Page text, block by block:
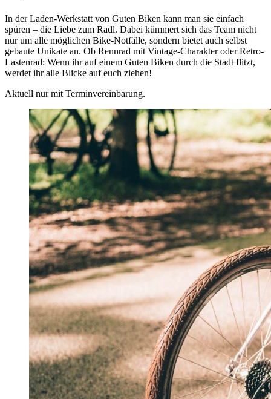
In der Laden-Werkstatt von Guten Biken kann man sie einfach
spüren – die Liebe zum Radl. Dabei kümmert sich das Team nicht
nur um alle möglichen Bike-Notfälle, sondern bietet auch selbst
gebaute Unikate an. Ob Rennrad mit Vintage-Charakter oder Retro-
Lastenrad: Wenn ihr auf einem Guten Biken durch die Stadt flitzt,
werdet ihr alle Blicke auf euch ziehen!
Aktuell nur mit Terminvereinbarung.